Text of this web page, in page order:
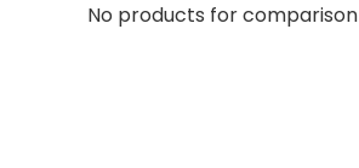
No products for comparison